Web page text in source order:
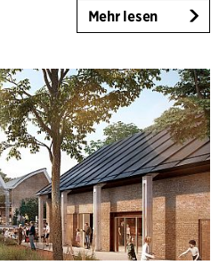
Mehr lesen